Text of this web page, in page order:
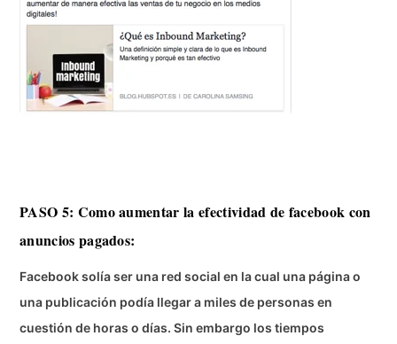
PASO 5: Como aumentar la efectividad de facebook con
anuncios pagados:
Facebook solía ser una red social en la cual una página o
una publicación podía llegar a miles de personas en
cuestión de horas o días. Sin embargo los tiempos